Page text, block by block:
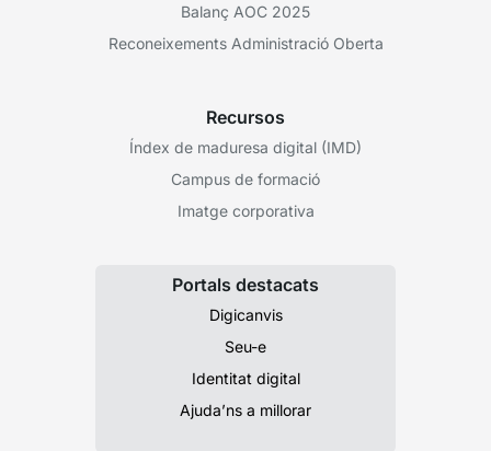
Balanç AOC 2025
Reconeixements Administració Oberta
Recursos
Índex de maduresa digital (IMD)
Campus de formació
Imatge corporativa
Portals destacats
Digicanvis
Seu-e
Identitat digital
Ajuda’ns a millorar